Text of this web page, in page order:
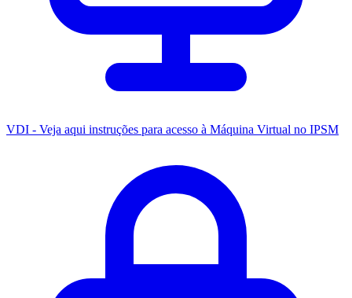
VDI - Veja aqui instruções para acesso à Máquina Virtual no IPSM